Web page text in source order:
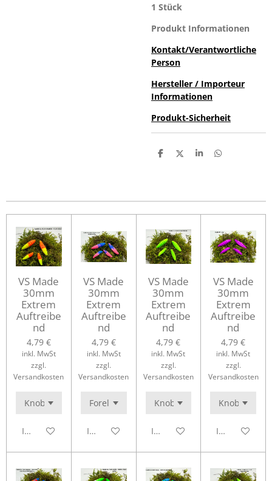
1 Stück
Produkt Informationen
Kontakt/Verantwortliche
Person
Hersteller / Importeur
Informationen
Produkt-Sicherheit
T
n
T
n
T
n
T
n
VS Made
30mm
Extrem
Auftreibe
nd
4,79 €
inkl. MwSt
zzgl.
Versandkosten
In den Warenkorb
VS Made
30mm
Extrem
Auftreibe
nd
4,79 €
inkl. MwSt
zzgl.
Versandkosten
In den Warenkorb
VS Made
30mm
Extrem
Auftreibe
nd
4,79 €
inkl. MwSt
zzgl.
Versandkosten
In den Warenkorb
VS Made
30mm
Extrem
Auftreibe
nd
4,79 €
inkl. MwSt
zzgl.
Versandkosten
In den